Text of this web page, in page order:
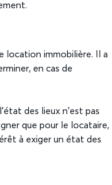
location immobilière. Il a
en cas de
des lieux n’est pas
que pour le locataire,
à exiger un état des